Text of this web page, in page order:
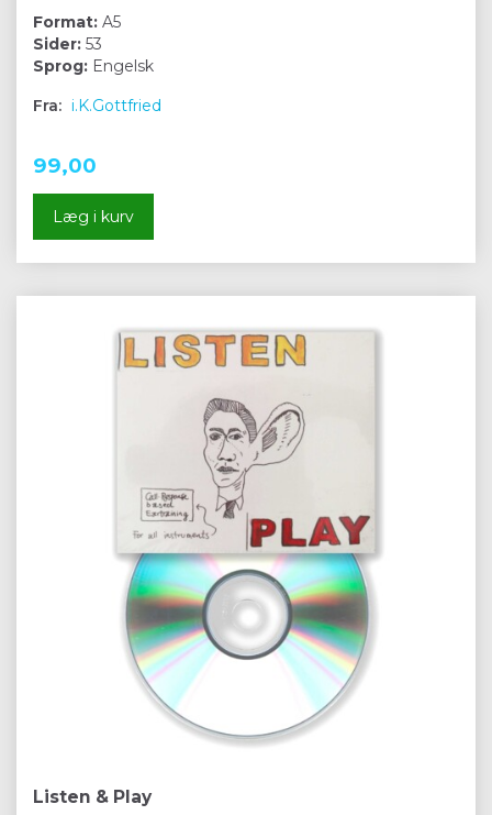
Format: A5
Sider: 53
Sprog: Engelsk
Fra: i.K.Gottfried
99,00
Læg i kurv
Listen & Play